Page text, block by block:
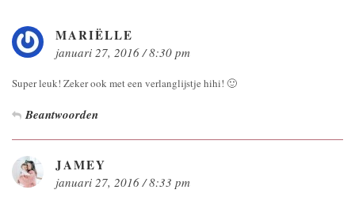
MARIËLLE
januari 27, 2016 / 8:30 pm
Super leuk! Zeker ook met een verlanglijstje hihi! 🙂
Beantwoorden
JAMEY
januari 27, 2016 / 8:33 pm